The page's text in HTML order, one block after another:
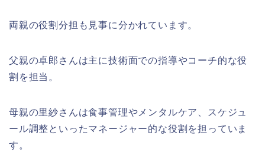
両親の役割分担も見事に分かれています。
父親の卓郎さんは主に技術面での指導やコーチ的な役
割を担当。
母親の里紗さんは食事管理やメンタルケア、スケジュ
ール調整といったマネージャー的な役割を担っていま
す。